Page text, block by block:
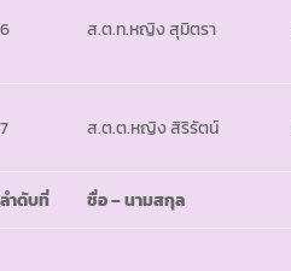
6 ส.ต.ท.หญิง สุมิตรา
7 ส.ต.ต.หญิง สิริรัตน์
ลำดับที่ ชื่อ – นามสกุล